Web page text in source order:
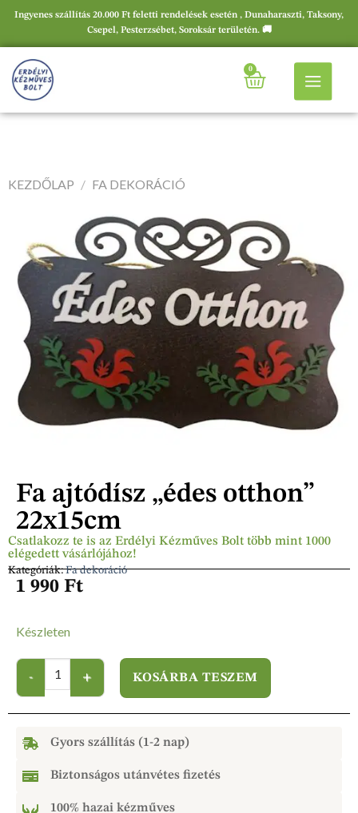
Ingyenes szállítás 20.000 Ft feletti rendelések esetén , Dunaharaszti, Taksony,
Csepel, Pesterzsébet, Soroksár területén. 🚚
0
Csatlakozz te is az Erdélyi Kézműves Bolt több mint 1000
elégedett vásárlójához!
Kategóriák:Fa dekoráció
Fa ajtódísz „édes otthon”
22x15cm
1 990 Ft
Készleten
KOSÁRBA TESZEM
Gyors szállítás (1-2 nap)
Biztonságos utánvétes fizetés
100% hazai kézműves
KEZDŐLAP / FA DEKORÁCIÓ